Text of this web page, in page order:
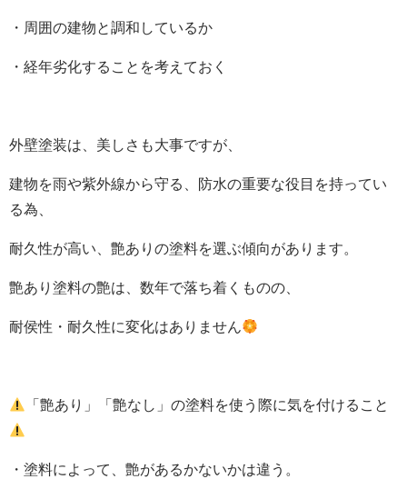
・周囲の建物と調和しているか
・経年劣化することを考えておく
外壁塗装は、美しさも大事ですが、
建物を雨や紫外線から守る、防水の重要な役目を持ってい
る為、
耐久性が高い、艶ありの塗料を選ぶ傾向があります。
艶あり塗料の艶は、数年で落ち着くものの、
耐侯性・耐久性に変化はありません
「艶あり」「艶なし」の塗料を使う際に気を付けること
・塗料によって、艶があるかないかは違う。